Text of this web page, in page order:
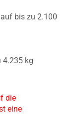
bis zu 2.100
4.235 kg
die
eine